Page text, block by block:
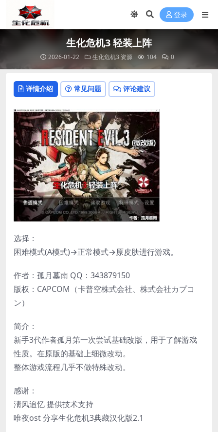
登录
生化危机3 轻装上阵
2026-01-22 生化危机3 资源 104 0
详情介绍 常见问题 评论建议
选择：
困难模式(A模式)→正常模式→原皮肤进行游戏。
作者：孤月墓南 QQ：343879150
版权：CAPCOM（卡普空株式会社、株式会社カプコ
ン）
简介：
新手3代作者孤月第一次尝试基础改版，用于了解游戏
性质。在原版的基础上细微改动。
整体游戏流程几乎不做特殊改动。
感谢：
淸风追忆 提供技术支持
唯夜ost 分享生化危机3典藏汉化版2.1